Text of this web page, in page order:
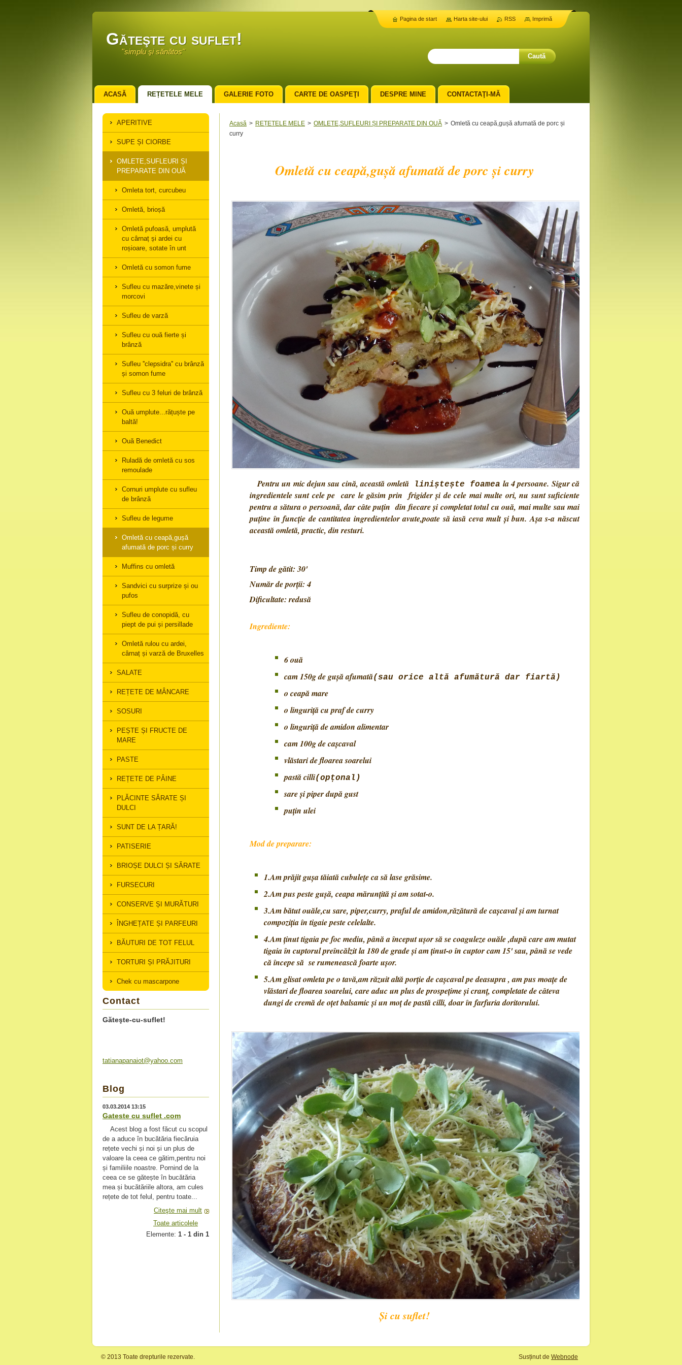
Găteşte cu suflet!
''simplu şi sănătos''
Acasă > REȚETELE MELE > OMLETE,SUFLEURI ȘI PREPARATE DIN OUĂ > Omletă cu ceapă,gușă afumată de porc și
curry
Omletă cu ceapă,gușă afumată de porc și curry
Pentru un mic dejun sau cină, această omletăliniștește foamea la 4 persoane. Sigur că
ingredientele sunt cele pe care le găsim prin frigider și de cele mai multe ori, nu sunt suficiente
pentru a sătura o persoană, dar câte puțin din fiecare și completat totul cu ouă, mai multe sau mai
puține în funcție de cantitatea ingredientelor avute,poate să iasă ceva mult și bun. Așa s-a născut
această omletă, practic, din resturi.
Timp de gătit: 30'
Număr de porții: 4
Dificultate: redusă
Ingrediente:
6 ouă
cam 150g de gușă afumată(sau orice altă afumătură dar fiartă)
o ceapă mare
o linguriță cu praf de curry
o linguriță de amidon alimentar
cam 100g de cașcaval
vlăstari de floarea soarelui
pastă cilli(opțonal)
sare și piper după gust
puțin ulei
Mod de preparare:
1.Am prăjit gușa tăiată cubulețe ca să lase grăsime.
2.Am pus peste gușă, ceapa mărunțită și am sotat-o.
3.Am bătut ouăle,cu sare, piper,curry, praful de amidon,răzătură de cașcaval și am turnat
compoziția în tigaie peste celelalte.
4.Am ținut tigaia pe foc mediu, până a început ușor să se coaguleze ouăle ,după care am mutat
tigaia în cuptorul preîncălzit la 180 de grade și am ținut-o în cuptor cam 15' sau, până se vede
că începe să se rumenească foarte ușor.
5.Am glisat omleta pe o tavă,am răzuit altă porție de cașcaval pe deasupra , am pus moațe de
vlăstari de floarea soarelui, care aduc un plus de prospețime și cranț, completate de câteva
dungi de cremă de oțet balsamic și un moț de pastă cilli, doar în farfuria doritorului.
Și cu suflet!
APERITIVE
SUPE ȘI CIORBE
OMLETE,SUFLEURI ȘI
PREPARATE DIN OUĂ
Omleta tort, curcubeu
Omletă, brioșă
Omletă pufoasă, umplută
cu cârnaț și ardei cu
roșioare, sotate în unt
Omletă cu somon fume
Sufleu cu mazăre,vinete și
morcovi
Sufleu de varză
Sufleu cu ouă fierte și
brânză
Sufleu ''clepsidra'' cu brânză
și somon fume
Sufleu cu 3 feluri de brânză
Ouă umplute...rățuște pe
baltă!
Ouă Benedict
Ruladă de omletă cu sos
remoulade
Cornuri umplute cu sufleu
de brânză
Sufleu de legume
Omletă cu ceapă,gușă
afumată de porc și curry
Muffins cu omletă
Sandvici cu surprize și ou
pufos
Sufleu de conopidă, cu
piept de pui și persillade
Omletă rulou cu ardei,
cârnaț și varză de Bruxelles
SALATE
REȚETE DE MÂNCARE
SOSURI
PEȘTE ȘI FRUCTE DE
MARE
PASTE
REȚETE DE PÂINE
PLĂCINTE SĂRATE ȘI
DULCI
SUNT DE LA ȚARĂ!
PATISERIE
BRIOȘE DULCI ȘI SĂRATE
FURSECURI
CONSERVE ȘI MURĂTURI
ÎNGHEȚATE ȘI PARFEURI
BĂUTURI DE TOT FELUL
TORTURI ȘI PRĂJITURI
Chek cu mascarpone
Contact
Găteşte-cu-suflet!
tatianapanaiot@yahoo.com
Blog
03.03.2014 13:15
Gateste cu suflet .com
Acest blog a fost făcut cu scopul
de a aduce în bucătăria fiecăruia
rețete vechi și noi și un plus de
valoare la ceea ce gătim,pentru noi
și familiile noastre. Pornind de la
ceea ce se gătește în bucătăria
mea și bucătăriile altora, am cules
rețete de tot felul, pentru toate...
Citeşte mai mult
Toate articolele
Elemente: 1 - 1 din 1
ACASĂ REȚETELE MELE GALERIE FOTO CARTE DE OASPEŢI DESPRE MINE CONTACTAŢI-MĂ
Pagina de start Harta site-ului RSS Imprimă
© 2013 Toate drepturile rezervate. Susținut de Webnode